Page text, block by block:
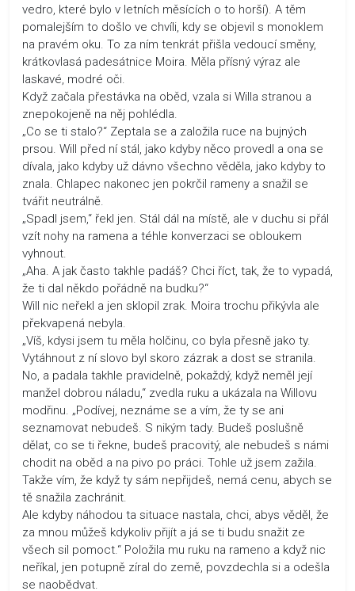
vedro, které bylo v letních měsících o to horší). A těm
pomalejším to došlo ve chvíli, kdy se objevil s monoklem
na pravém oku. To za ním tenkrát přišla vedoucí směny,
krátkovlasá padesátnice Moira. Měla přísný výraz ale
laskavé, modré oči.
Když začala přestávka na oběd, vzala si Willa stranou a
znepokojeně na něj pohlédla.
„Co se ti stalo?“ Zeptala se a založila ruce na bujných
prsou. Will před ní stál, jako kdyby něco provedl a ona se
dívala, jako kdyby už dávno všechno věděla, jako kdyby to
znala. Chlapec nakonec jen pokrčil rameny a snažil se
tvářit neutrálně.
„Spadl jsem,“ řekl jen. Stál dál na místě, ale v duchu si přál
vzít nohy na ramena a téhle konverzaci se obloukem
vyhnout.
„Aha. A jak často takhle padáš? Chci říct, tak, že to vypadá,
že ti dal někdo pořádně na budku?“
Will nic neřekl a jen sklopil zrak. Moira trochu přikývla ale
překvapená nebyla.
„Víš, kdysi jsem tu měla holčinu, co byla přesně jako ty.
Vytáhnout z ní slovo byl skoro zázrak a dost se stranila.
No, a padala takhle pravidelně, pokaždý, když neměl její
manžel dobrou náladu,“ zvedla ruku a ukázala na Willovu
modřinu. „Podívej, neznáme se a vím, že ty se ani
seznamovat nebudeš. S nikým tady. Budeš poslušně
dělat, co se ti řekne, budeš pracovitý, ale nebudeš s námi
chodit na oběd a na pivo po práci. Tohle už jsem zažila.
Takže vím, že když ty sám nepřijdeš, nemá cenu, abych se
tě snažila zachránit.
Ale kdyby náhodou ta situace nastala, chci, abys věděl, že
za mnou můžeš kdykoliv přijít a já se ti budu snažit ze
všech sil pomoct.“ Položila mu ruku na rameno a když nic
neříkal, jen potupně zíral do země, povzdechla si a odešla
se naobědvat.